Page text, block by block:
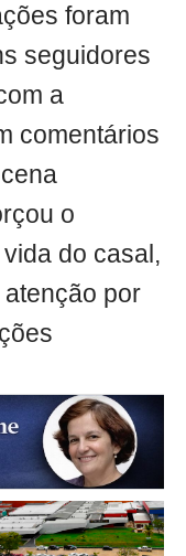
foram
seguidores
a
comentários
o
do casal,
por